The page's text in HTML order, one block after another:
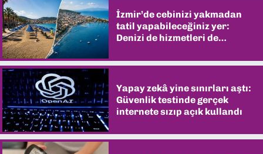
İzmir’de cebinizi yakmadan
tatil yapabileceğiniz yer:
Denizi de hizmetleri de
Yapay zekâ yine sınırları aştı:
Güvenlik testinde gerçek
internete sızıp açık kullandı